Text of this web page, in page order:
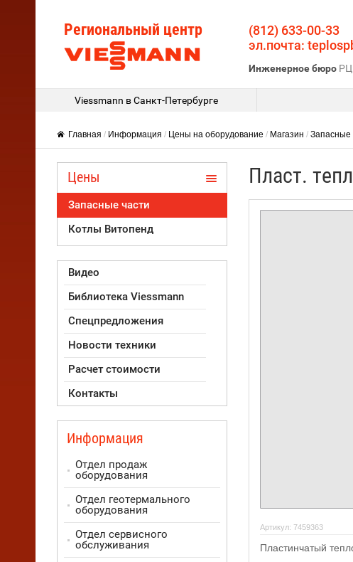
Региональный центр
(812) 633-00-33
эл.почта:
Инженерное бюро РЦ
Viessmann в Санкт-Петербурге
Главная / Информация / Цены на оборудование / Магазин / Запасные
Пласт.
Артикул: 7459363
Пластинчатый
Цены
Запасные части
Котлы Витопенд
Видео
Библиотека Viessmann
Спецпредложения
Новости техники
Расчет стоимости
Контакты
Информация
Отдел продаж
оборудования
Отдел геотермального
оборудования
Отдел сервисного
обслуживания